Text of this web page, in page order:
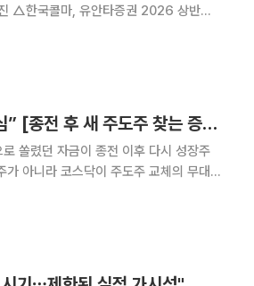
△한국콜마, 유안타증권 2026 상반기
주도주 교체기 온다…“이번엔 코스닥이 중심” [종전 후 새 주도주 찾는 증시②]
쏠렸던 자금이 종전 이후 다시 성장주
아니라 코스닥이 주도주 교체의 무대